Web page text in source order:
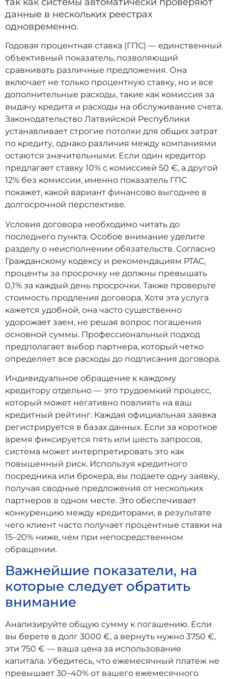
данные в нескольких реестрах
одновременно.
Годовая процентная ставка (ГПС) — единственный
объективный показатель, позволяющий
сравнивать различные предложения. Она
включает не только процентную ставку, но и все
дополнительные расходы, такие как комиссия за
выдачу кредита и расходы на обслуживание счета.
Законодательство Латвийской Республики
устанавливает строгие потолки для общих затрат
по кредиту, однако различия между компаниями
остаются значительными. Если один кредитор
предлагает ставку 10% с комиссией 50 €, а другой
12% без комиссии, именно показатель ГПС
покажет, какой вариант финансово выгоднее в
долгосрочной перспективе.
Условия договора необходимо читать до
последнего пункта. Особое внимание уделите
разделу о неисполнении обязательств. Согласно
Гражданскому кодексу и рекомендациям PTAC,
проценты за просрочку не должны превышать
0,1% за каждый день просрочки. Также проверьте
стоимость продления договора. Хотя эта услуга
кажется удобной, она часто существенно
удорожает заем, не решая вопрос погашения
основной суммы. Профессиональный подход
предполагает выбор партнера, который четко
определяет все расходы до подписания договора.
Индивидуальное обращение к каждому
кредитору отдельно — это трудоемкий процесс,
который может негативно повлиять на ваш
кредитный рейтинг. Каждая официальная заявка
регистрируется в базах данных. Если за короткое
время фиксируется пять или шесть запросов,
система может интерпретировать это как
повышенный риск. Используя кредитного
посредника или брокера, вы подаете одну заявку,
получая сводные предложения от нескольких
партнеров в одном месте. Это обеспечивает
конкуренцию между кредиторами, в результате
чего клиент часто получает процентные ставки на
15–20% ниже, чем при непосредственном
обращении.
Важнейшие показатели, на
которые следует обратить
внимание
Анализируйте общую сумму к погашению. Если
вы берете в долг 3000 €, а вернуть нужно 3750 €,
эти 750 € — ваша цена за использование
капитала. Убедитесь, что ежемесячный платеж не
превышает 30–40% от вашего ежемесячного